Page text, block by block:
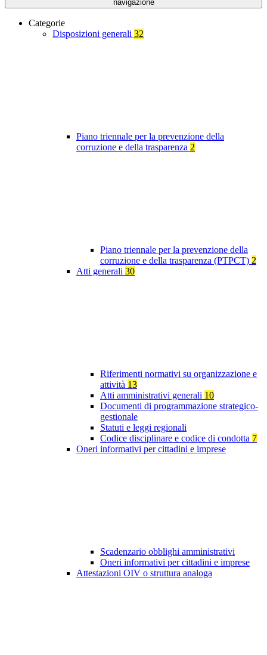
navigazione
Categorie
Disposizioni generali 32
Piano triennale per la prevenzione della
corruzione e della trasparenza 2
Piano triennale per la prevenzione della
corruzione e della trasparenza (PTPCT) 2
Atti generali 30
Riferimenti normativi su organizzazione e
attività 13
Atti amministrativi generali 10
Documenti di programmazione strategico-
gestionale
Statuti e leggi regionali
Codice disciplinare e codice di condotta 7
Oneri informativi per cittadini e imprese
Scadenzario obblighi amministrativi
Oneri informativi per cittadini e imprese
Attestazioni OIV o struttura analoga